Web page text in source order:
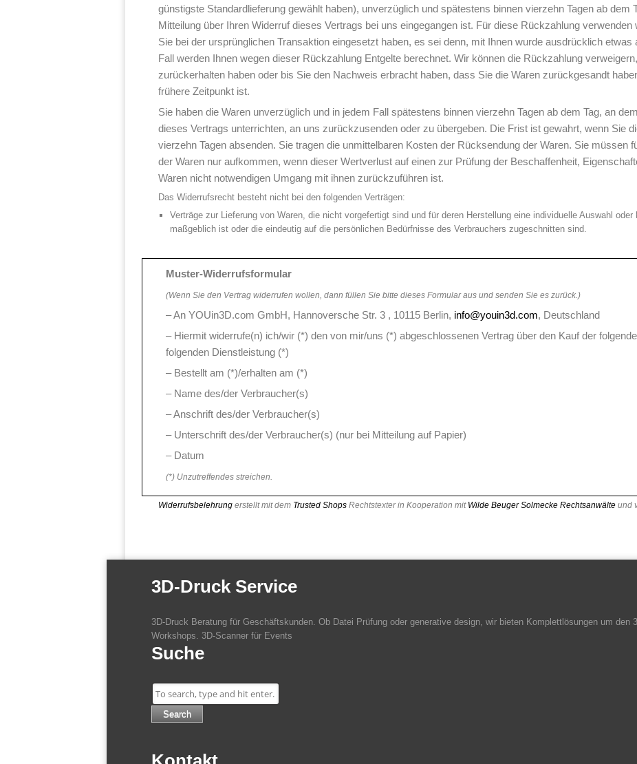
günstigste Standardlieferung gewählt haben), unverzüglich und spätestens binnen vierzehn Tagen ab dem
Mitteilung über Ihren Widerruf dieses Vertrags bei uns eingegangen ist. Für diese Rückzahlung
Sie bei der ursprünglichen Transaktion eingesetzt haben, es sei denn, mit Ihnen wurde ausdrücklich etwas
Fall werden Ihnen wegen dieser Rückzahlung Entgelte berechnet. Wir können die Rückzahlung
zurückerhalten haben oder bis Sie den Nachweis erbracht haben, dass Sie die Waren zurückgesandt
frühere Zeitpunkt ist.
Sie haben die Waren unverzüglich und in jedem Fall spätestens binnen vierzehn Tagen ab dem Tag, an
dieses Vertrags unterrichten, an uns zurückzusenden oder zu übergeben. Die Frist ist gewahrt, wenn Sie
vierzehn Tagen absenden. Sie tragen die unmittelbaren Kosten der Rücksendung der Waren. Sie müssen
der Waren nur aufkommen, wenn dieser Wertverlust auf einen zur Prüfung der Beschaffenheit,
Waren nicht notwendigen Umgang mit ihnen zurückzuführen ist.
Das Widerrufsrecht besteht nicht bei den folgenden Verträgen:
Verträge zur Lieferung von Waren, die nicht vorgefertigt sind und für deren Herstellung eine individuelle Auswahl
maßgeblich ist oder die eindeutig auf die persönlichen Bedürfnisse des Verbrauchers zugeschnitten sind.
Muster-Widerrufsformular
(Wenn Sie den Vertrag widerrufen wollen, dann füllen Sie bitte dieses Formular aus und senden Sie es zurück.)
– An YOUin3D.com GmbH, Hannoversche Str. 3 , 10115 Berlin, info@youin3d.com, Deutschland
– Hiermit widerrufe(n) ich/wir (*) den von mir/uns (*) abgeschlossenen Vertrag über den Kauf der
folgenden Dienstleistung (*)
– Bestellt am (*)/erhalten am (*)
– Name des/der Verbraucher(s)
– Anschrift des/der Verbraucher(s)
– Unterschrift des/der Verbraucher(s) (nur bei Mitteilung auf Papier)
– Datum
(*) Unzutreffendes streichen.
Widerrufsbelehrung erstellt mit dem Trusted Shops Rechtstexter in Kooperation mit Wilde Beuger Solmecke Rechtsanwälte und
3D-Druck Service
3D-Druck Beratung für Geschäftskunden. Ob Datei Prüfung oder generative design, wir bieten Komplettlösungen um den
Workshops. 3D-Scanner für Events
Suche
Search